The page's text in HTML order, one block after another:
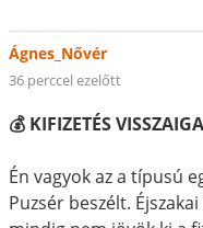
Ágnes_Nővér
36 perccel ezelőtt
💰 KIFIZETÉS
Én vagyok az a típusú
Puzsér beszélt.